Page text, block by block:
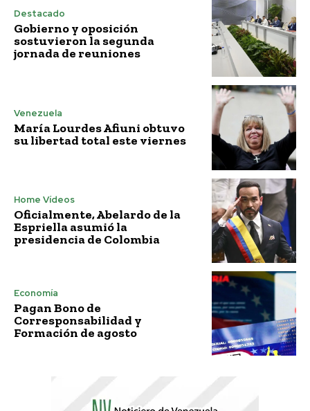
Destacado
Gobierno y oposición
sostuvieron la segunda
jornada de reuniones
Venezuela
María Lourdes Afiuni obtuvo
su libertad total este viernes
Home Vídeos
Oficialmente, Abelardo de la
Espriella asumió la
presidencia de Colombia
Economía
Pagan Bono de
Corresponsabilidad y
Formación de agosto